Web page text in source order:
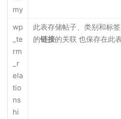
my
wp
_te
rm
_r
ela
tio
ns
hi
此表存储帖子、类别和标
的链接的关联 也保存在此表